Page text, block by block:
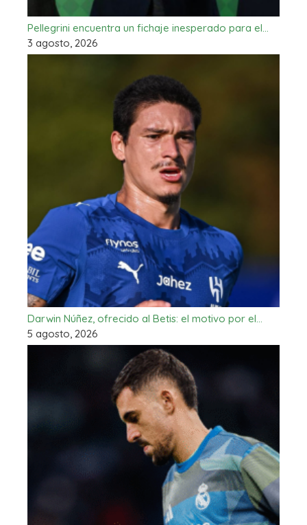
Pellegrini encuentra un fichaje inesperado para el…
3 agosto, 2026
Darwin Núñez, ofrecido al Betis: el motivo por el…
5 agosto, 2026